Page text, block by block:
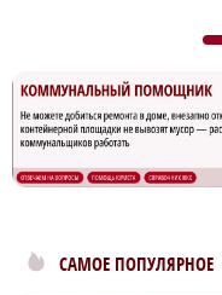
САМОЕ ПОПУЛЯРНОЕ